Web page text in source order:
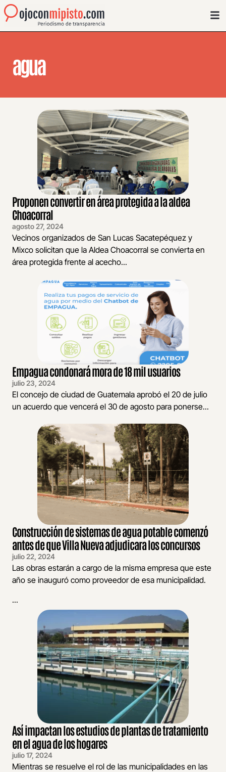
agua
Proponen convertir en área protegida a la aldea
Choacorral
agosto 27, 2024
Vecinos organizados de San Lucas Sacatepéquez y
Mixco solicitan que la Aldea Choacorral se convierta en
área protegida frente al acecho...
Empagua condonará mora de 18 mil usuarios
julio 23, 2024
El concejo de ciudad de Guatemala aprobó el 20 de julio
un acuerdo que vencerá el 30 de agosto para ponerse...
Construcción de sistemas de agua potable comenzó
antes de que Villa Nueva adjudicara los concursos
julio 22, 2024
Las obras estarán a cargo de la misma empresa que este
año se inauguró como proveedor de esa municipalidad.
...
Así impactan los estudios de plantas de tratamiento
en el agua de los hogares
julio 17, 2024
Mientras se resuelve el rol de las municipalidades en las